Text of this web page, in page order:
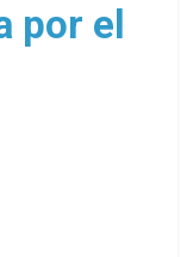
por el